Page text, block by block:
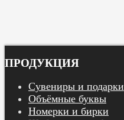
ПРОДУКЦИЯ
Сувениры и подарки
Объёмные буквы
Номерки и бирки